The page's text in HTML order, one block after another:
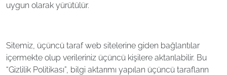
uygun olarak yürütülür.
Sitemiz, üçüncü taraf web sitelerine giden bağlantılar
içermekte olup verileriniz üçüncü kişilere aktarılabilir. Bu
“Gizlilik Politikası”, bilgi aktarımı yapılan üçüncü tarafların